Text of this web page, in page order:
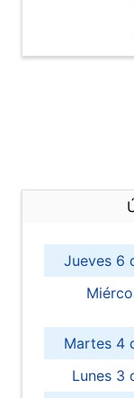
Jueves 6
Martes 4
Lunes 3